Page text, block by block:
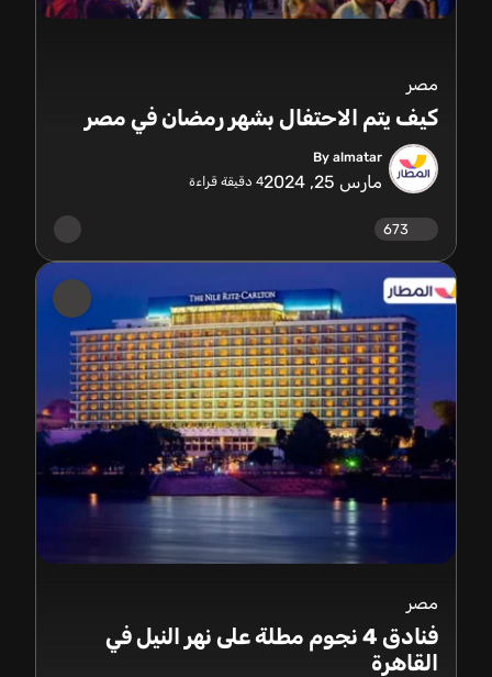
مصر
كيف يتم الاحتفال بشهر رمضان في مصر
By almatar
مارس 25, 2024 4 دقيقة قراءة
673
مصر
فنادق 4 نجوم مطلة على نهر النيل في
القاهرة